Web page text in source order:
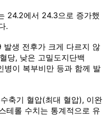
24.2에서 24.3으로 증가했
.
발생 전후가 크게 다르지 않
당, 낮은 고밀도지단백
병이 복부비만 등과 함께 발
축기 혈압(최대 혈압), 이완
테롤 수치는 통계적으로 유